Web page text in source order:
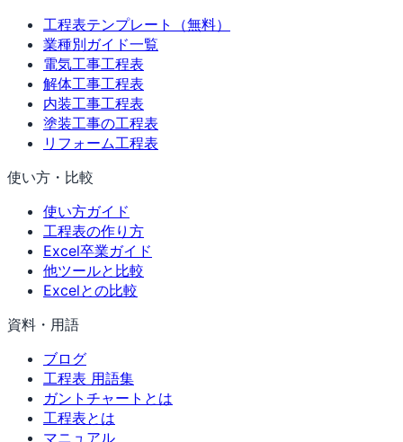
工程表テンプレート（無料）
業種別ガイド一覧
電気工事工程表
解体工事工程表
内装工事工程表
塗装工事の工程表
リフォーム工程表
使い方・比較
使い方ガイド
工程表の作り方
Excel卒業ガイド
他ツールと比較
Excelとの比較
資料・用語
ブログ
工程表 用語集
ガントチャートとは
工程表とは
マニュアル